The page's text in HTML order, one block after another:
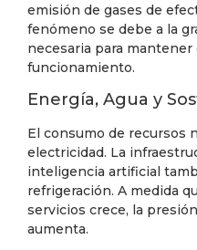
emisión de gases de
fenómeno se debe a la
necesaria para
funcionamiento.
Energía, Agua y
El consumo de recursos
electricidad. La
inteligencia artificial
refrigeración. A medida
servicios crece, la
aumenta.